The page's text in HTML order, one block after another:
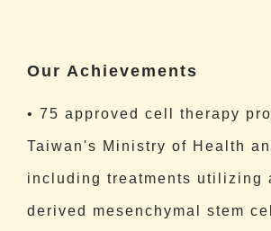
Our Achievements
• 75 approved cell therapy
Taiwan's Ministry of Health
including treatments utilizing
derived mesenchymal stem